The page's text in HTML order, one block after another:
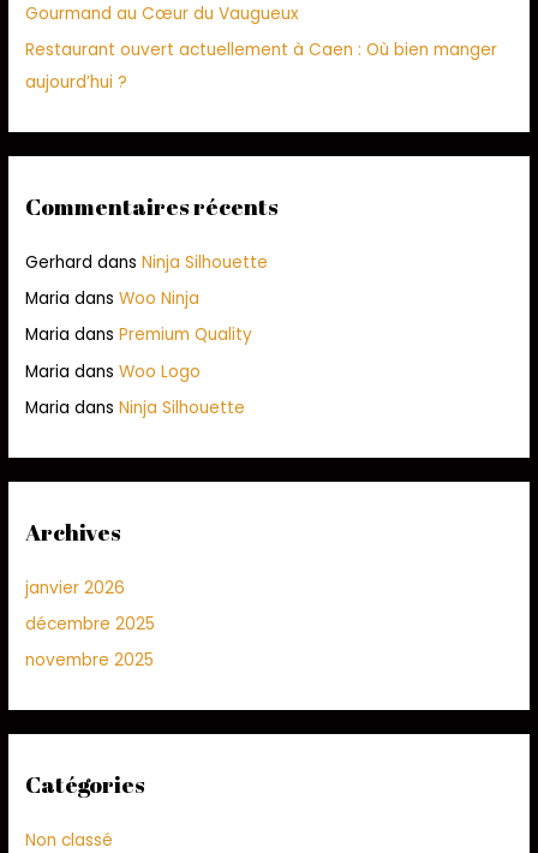
Gourmand au Cœur du Vaugueux
Restaurant ouvert actuellement à Caen : Où bien manger
aujourd’hui ?
Commentaires récents
Gerhard dansNinja Silhouette
Maria dansWoo Ninja
Maria dansPremium Quality
Maria dansWoo Logo
Maria dansNinja Silhouette
Archives
janvier 2026
décembre 2025
novembre 2025
Catégories
Non classé